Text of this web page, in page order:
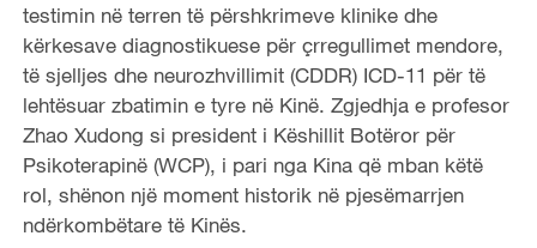
testimin në terren të përshkrimeve klinike dhe
kërkesave diagnostikuese për çrregullimet mendore,
të sjelljes dhe neurozhvillimit (CDDR) ICD-11 për të
lehtësuar zbatimin e tyre në Kinë. Zgjedhja e profesor
Zhao Xudong si president i Këshillit Botëror për
Psikoterapinë (WCP), i pari nga Kina që mban këtë
rol, shënon një moment historik në pjesëmarrjen
ndërkombëtare të Kinës.